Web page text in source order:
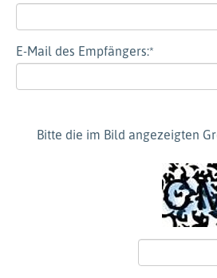
E-Mail des Empfängers:*
Bitte die im Bild angezeigten